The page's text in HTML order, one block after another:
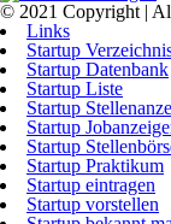
© 2021 Copyright |
Links
Startup
Startup Datenbank
Startup Liste
Startup
Startup
Startup
Startup Praktikum
Startup eintragen
Startup vorstellen